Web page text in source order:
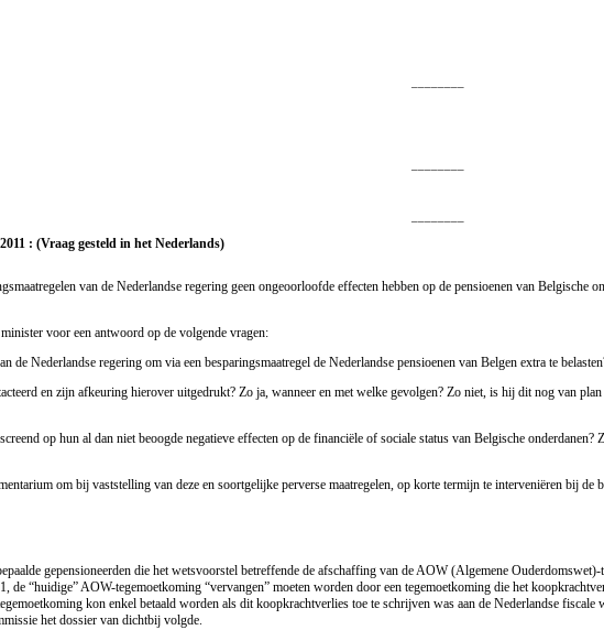
: (Vraag gesteld in het Nederlands)
van de Nederlandse regering geen ongeoorloofde effecten hebben op de pensioenen van
voor een antwoord op de volgende vragen:
de Nederlandse regering om via een besparingsmaatregel de Nederlandse pensioenen van Belgen extra te
en zijn afkeuring hierover uitgedrukt? Zo ja, wanneer en met welke gevolgen? Zo niet, is hij dit nog van
op hun al dan niet beoogde negatieve effecten op de financiële of sociale status van Belgische
om bij vaststelling van deze en soortgelijke perverse maatregelen, op korte termijn te interveniëren bij de
gepensioneerden die het wetsvoorstel betreffende de afschaffing van de AOW (Algemene
de “huidige” AOW-tegemoetkoming “vervangen” moeten worden door een tegemoetkoming die het
kon enkel betaald worden als dit koopkrachtverlies toe te schrijven was aan de Nederlandse
het dossier van dichtbij volgde.